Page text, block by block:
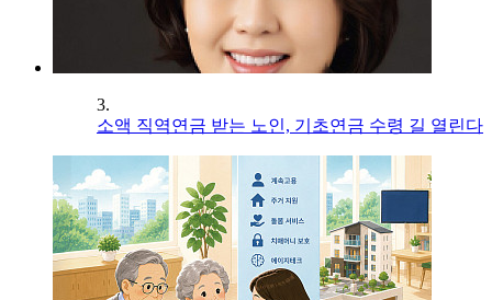
3.
소액 직역연금 받는 노인, 기초연금 수령 길 열린다